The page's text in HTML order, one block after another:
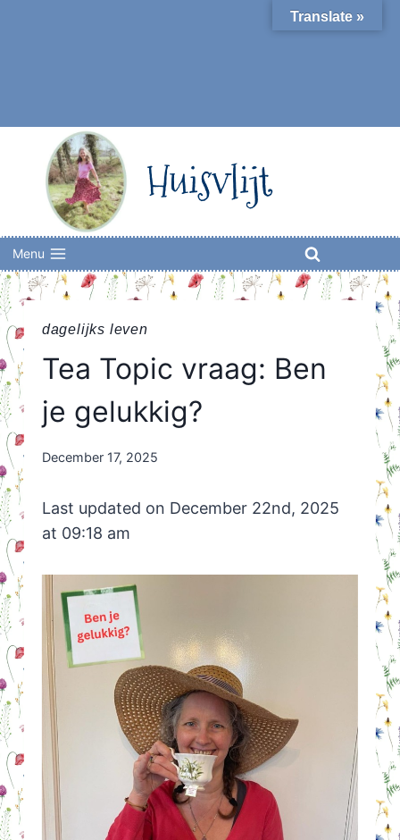
Huisvlijt
Menu
dagelijks leven
Tea Topic vraag: Ben
je gelukkig?
By
December 17, 2025
Last updated on December 22nd, 2025
at 09:18 am
Translate »